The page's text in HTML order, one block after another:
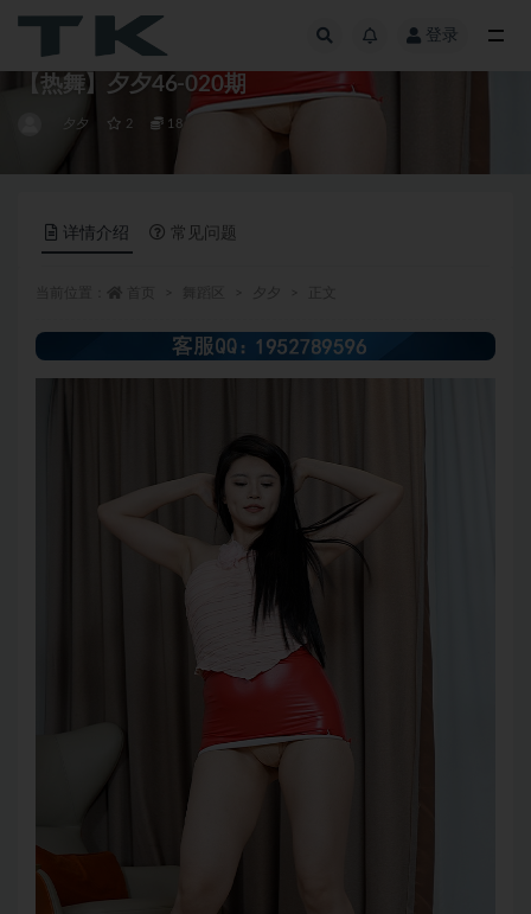
登录
【热舞】夕夕46-020期
夕夕 2 18
详情介绍 常见问题